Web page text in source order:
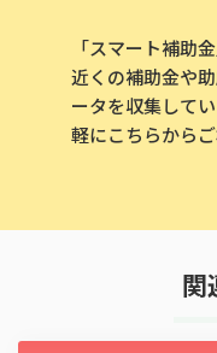
「スマート補助
近くの補助金や
ータを収集して
軽にこちらからご
関